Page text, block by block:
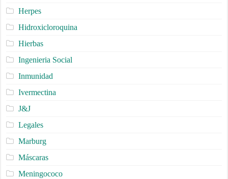
Herpes
Hidroxicloroquina
Hierbas
Ingenieria Social
Inmunidad
Ivermectina
J&J
Legales
Marburg
Máscaras
Meningococo